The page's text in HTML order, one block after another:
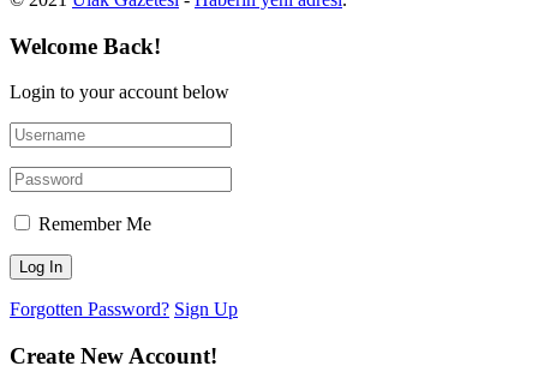
Welcome Back!
Login to your account below
Remember Me
Forgotten Password? Sign Up
Create New Account!